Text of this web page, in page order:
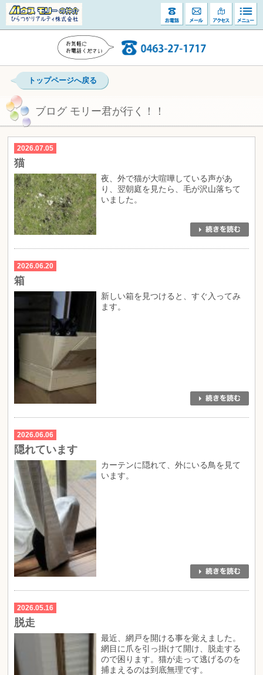
トップページへ戻る
ブログ モリー君が行く！！
2026.07.05
猫
夜、外で猫が大喧嘩している声があ
り、翌朝庭を見たら、毛が沢山落ちて
いました。
2026.06.20
箱
新しい箱を見つけると、すぐ入ってみ
ます。
2026.06.06
隠れています
カーテンに隠れて、外にいる鳥を見て
います。
2026.05.16
脱走
最近、網戸を開ける事を覚えました。
網目に爪を引っ掛けて開け、脱走する
ので困ります。猫が走って逃げるのを
捕まえるのは到底無理です。